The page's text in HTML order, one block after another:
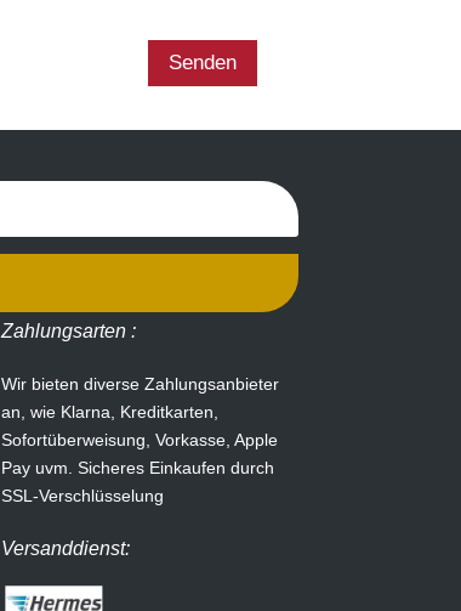
Senden
Zahlungsarten :
Wir bieten diverse Zahlungsanbieter
an, wie Klarna, Kreditkarten,
Sofortüberweisung, Vorkasse, Apple
Pay uvm. Sicheres Einkaufen durch
SSL-Verschlüsselung
Versanddienst: